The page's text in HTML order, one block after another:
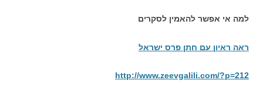
למה אי אפשר להאמין לסקרים
ראה ראיון עם חתן פרס ישראל
http://www.zeevgalili.com/?p=212